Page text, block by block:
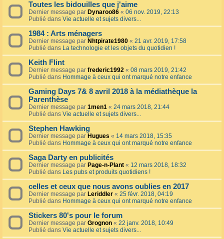
Toutes les bidouilles que j'aime
Dernier message par Dynaroo86 « 06 nov. 2019, 22:13
Publié dans Vie actuelle et sujets divers...
1984 : Arts ménagers
Dernier message par Nhtpirate1980 « 21 avr. 2019, 17:58
Publié dans La technologie et les objets du quotidien !
Keith Flint
Dernier message par frederic1992 « 08 mars 2019, 21:42
Publié dans Hommage à ceux qui ont marqué notre enfance
Gaming Days 7& 8 avril 2018 à la médiathèque la
Parenthèse
Dernier message par 1men1 « 24 mars 2018, 21:44
Publié dans Vie actuelle et sujets divers...
Stephen Hawking
Dernier message par Hugues « 14 mars 2018, 15:35
Publié dans Hommage à ceux qui ont marqué notre enfance
Saga Darty en publicités
Dernier message par Page-n-Plant « 12 mars 2018, 18:32
Publié dans Les pubs et produits quotidiens !
celles et ceux que nous avons oublies en 2017
Dernier message par Leriddler « 25 févr. 2018, 04:19
Publié dans Hommage à ceux qui ont marqué notre enfance
Stickers 80's pour le forum
Dernier message par Grognon « 22 janv. 2018, 10:49
Publié dans Vie actuelle et sujets divers...